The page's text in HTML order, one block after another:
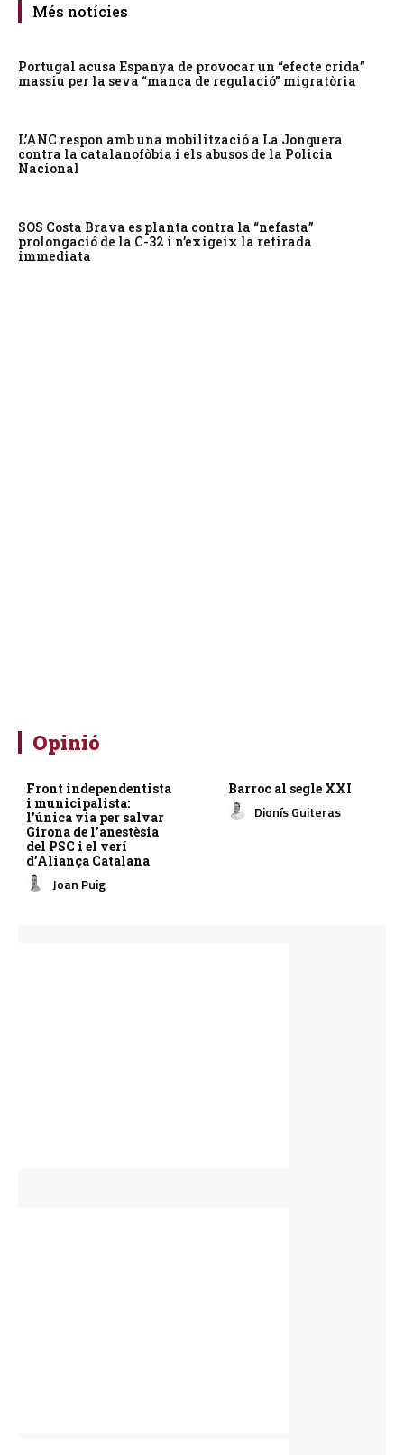
Més notícies
Portugal acusa Espanya de provocar un “efecte crida”
massiu per la seva “manca de regulació” migratòria
L’ANC respon amb una mobilització a La Jonquera
contra la catalanofòbia i els abusos de la Policia
Nacional
SOS Costa Brava es planta contra la “nefasta”
prolongació de la C-32 i n’exigeix la retirada
immediata
Opinió
Front independentista
i municipalista:
l’única via per salvar
Girona de l’anestèsia
del PSC i el verí
d’Aliança Catalana
Joan Puig
Barroc al segle XXI
Dionís Guiteras